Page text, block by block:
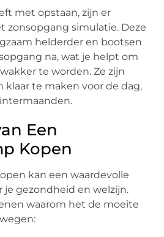
met opstaan, zijn er
zonsopgang simulatie. Deze
helderder en bootsen
na, wat je helpt om
te worden. Ze zijn
klaar te maken voor de dag,
Een
Kopen
kan een waardevolle
je gezondheid en welzijn.
waarom het de moeite